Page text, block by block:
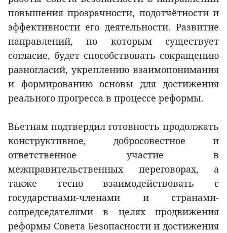
повышения прозрачности, подотчётности и
эффективности его деятельности. Развитие
направлений, по которым существует
согласие, будет способствовать сокращению
разногласий, укреплению взаимопонимания
и формированию основы для достижения
реального прогресса в процессе реформы.
Вьетнам подтвердил готовность продолжать
конструктивное, добросовестное и
ответственное участие в
межправительственных переговорах, а
также тесно взаимодействовать с
государствами-членами и странами-
сопредседателями в целях продвижения
реформы Совета Безопасности и достижения